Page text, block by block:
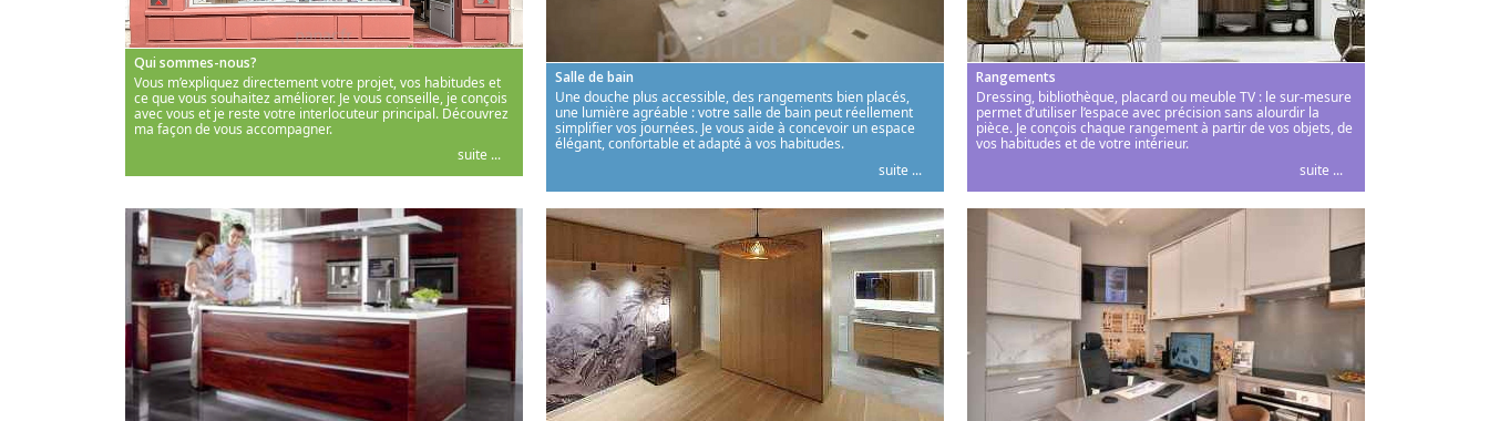
Qui sommes-nous?
Vous m’expliquez directement votre projet, vos habitudes et
ce que vous souhaitez améliorer. Je vous conseille, je conçois
avec vous et je reste votre interlocuteur principal. Découvrez
ma façon de vous accompagner.
suite ...
Salle de bain
Une douche plus accessible, des rangements bien placés,
une lumière agréable : votre salle de bain peut réellement
simplifier vos journées. Je vous aide à concevoir un espace
élégant, confortable et adapté à vos habitudes.
suite ...
Rangements
Dressing, bibliothèque, placard ou meuble TV : le sur-mesure
permet d’utiliser l’espace avec précision sans alourdir la
pièce. Je conçois chaque rangement à partir de vos objets, de
vos habitudes et de votre intérieur.
suite ...